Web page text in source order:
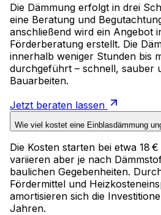
Die Dämmung erfolgt in drei
eine Beratung und
anschließend wird ein Angebot
Förderberatung erstellt. Die
innerhalb weniger Stunden bis
durchgeführt – schnell, sauber
Bauarbeiten.
Jetzt beraten lassen
Wie viel kostet eine Einblasdämmung
Die Kosten starten bei etwa 18
variieren aber je nach
baulichen Gegebenheiten.
Fördermittel und
amortisieren sich die
Jahren.